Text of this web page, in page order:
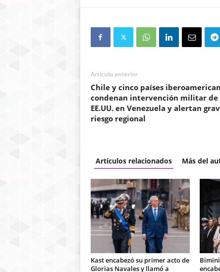
Artículo anterior
Chile y cinco países
condenan intervención militar de
EE.UU. en Venezuela y alertan
riesgo regional
Artículos relacionados Más del
Kast encabezó su primer acto de
Glorias Navales y llamó a